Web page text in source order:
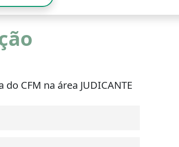
CFM na área JUDICANTE